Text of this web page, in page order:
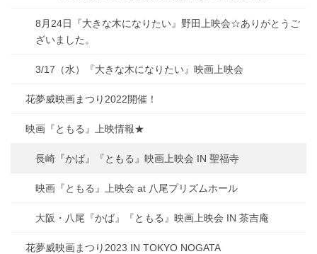
8月24日『大きな木になりたい』野田上映会☆ありがとうご
ざいました。
3/17（水）『大きな木になりたい』映画上映会
花夢威映画まつり2022開催！
映画『ともる』上映情報★
長崎『かば』『ともる』映画上映会 IN 聖福寺
映画『ともる』上映会 at 八尾プリズムホール
大阪・八尾『かば』『ともる』映画上映会 IN 茶吉庵
花夢威映画まつり2023 IN TOKYO NOGATA